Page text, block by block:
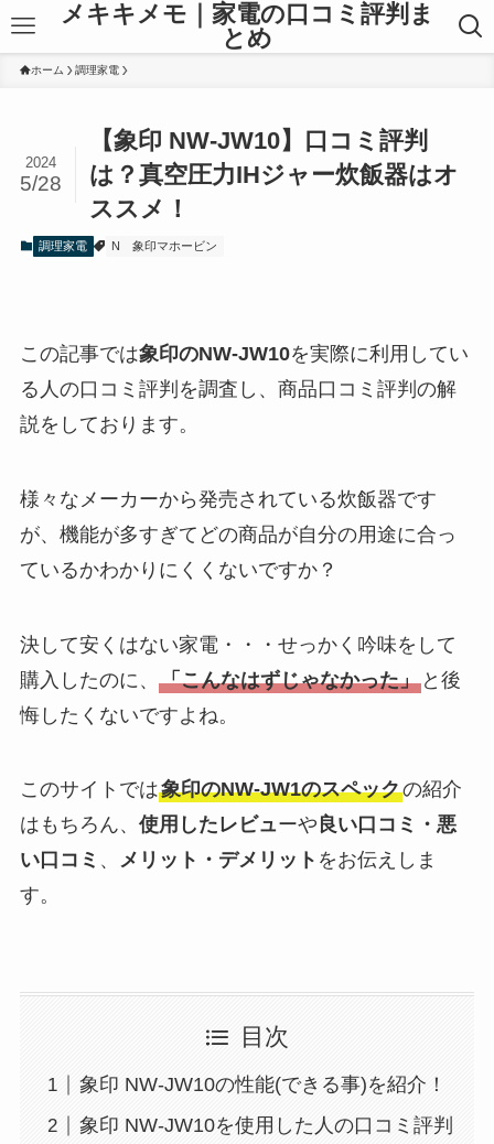
メキキメモ｜家電の口コミ評判ま
とめ
ホーム 調理家電
【象印 NW-JW10】口コミ評判
は？真空圧力IHジャー炊飯器はオ
ススメ！
2024
5/28
調理家電 N 象印マホービン
この記事では象印のNW-JW10を実際に利用してい
る人の口コミ評判を調査し、商品口コミ評判の解
説をしております。
様々なメーカーから発売されている炊飯器です
が、機能が多すぎてどの商品が自分の用途に合っ
ているかわかりにくくないですか？
決して安くはない家電・・・せっかく吟味をして
購入したのに、 「こんなはずじゃなかった」と後
悔したくないですよね。
このサイトでは象印のNW-JW1のスペックの紹介
はもちろん、 使用したレビューや 良い口コミ・悪
い口コミ 、 メリット・デメリット をお伝えしま
す。
目次
象印 NW-JW10の性能(できる事)を紹介！
象印 NW-JW10を使用した人の口コミ評判